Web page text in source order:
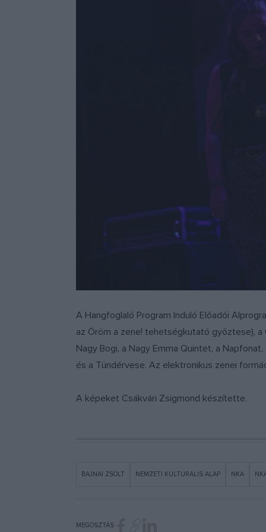
A Hangfoglaló Program Induló Előadói
az Öröm a zene! tehetségkutató győztese), a
Nagy Bogi, a Nagy Emma Quintet, a
és a Tündérvese. Az elektronikus zenei
A képeket Csákvári Zsigmond készítette.
BAJNAI ZSOLT NEMZETI KULTURÁLIS ALAP NKA
MEGOSZTÁS